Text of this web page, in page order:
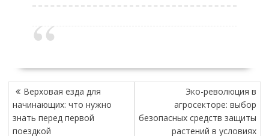
НАВИГАЦИЯ
ПО
ЗАПИСЯМ
Верховая езда для
начинающих: что нужно
знать перед первой
поездкой
Эко-революция в
агросекторе: выбор
безопасных средств защиты
растений в условиях